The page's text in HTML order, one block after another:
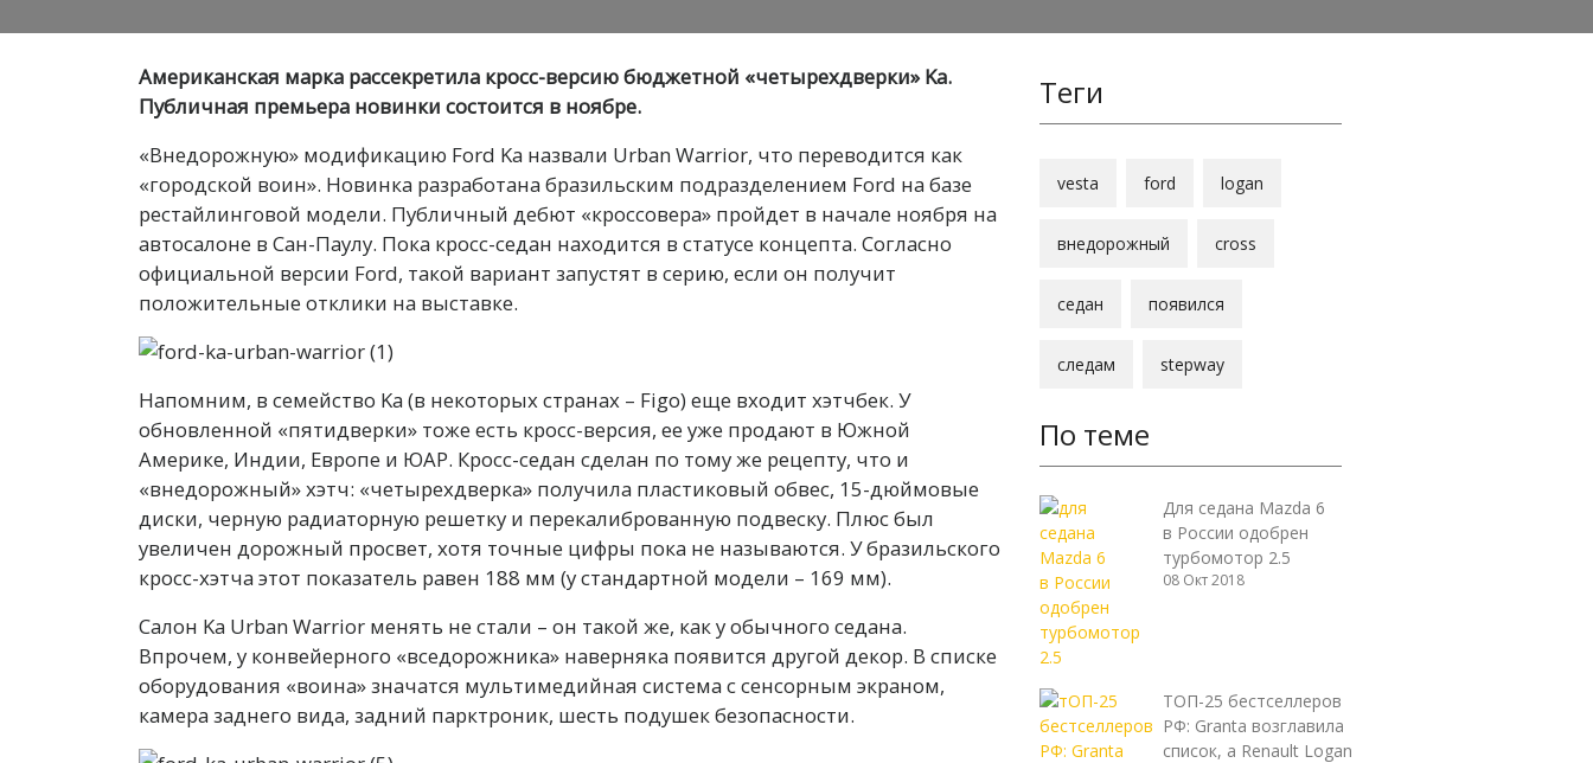
Американская марка рассекретила кросс-версию бюджетной «четырехдверки» Ka.
Публичная премьера новинки состоится в ноябре.
«Внедорожную» модификацию Ford Ka назвали Urban Warrior, что переводится как
«городской воин». Новинка разработана бразильским подразделением Ford на базе
рестайлинговой модели. Публичный дебют «кроссовера» пройдет в начале ноября на
автосалоне в Сан-Паулу. Пока кросс-седан находится в статусе концепта. Согласно
официальной версии Ford, такой вариант запустят в серию, если он получит
положительные отклики на выставке.
Напомним, в семейство Ka (в некоторых странах – Figo) еще входит хэтчбек. У
обновленной «пятидверки» тоже есть кросс-версия, ее уже продают в Южной
Америке, Индии, Европе и ЮАР. Кросс-седан сделан по тому же рецепту, что и
«внедорожный» хэтч: «четырехдверка» получила пластиковый обвес, 15-дюймовые
диски, черную радиаторную решетку и перекалиброванную подвеску. Плюс был
увеличен дорожный просвет, хотя точные цифры пока не называются. У бразильского
кросс-хэтча этот показатель равен 188 мм (у стандартной модели – 169 мм).
Салон Ka Urban Warrior менять не стали – он такой же, как у обычного седана.
Впрочем, у конвейерного «вседорожника» наверняка появится другой декор. В списке
оборудования «воина» значатся мультимедийная система с сенсорным экраном,
камера заднего вида, задний парктроник, шесть подушек безопасности.
Теги
vesta ford logan
внедорожный cross
седан появился
следам stepway
По теме
Для седана Mazda 6
в России одобрен
турбомотор 2.5
08 Окт 2018
ТОП-25 бестселлеров
РФ: Granta возглавила
список, а Renault Logan